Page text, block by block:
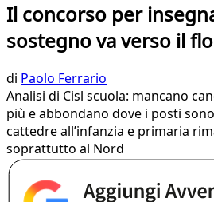
Il concorso per
sostegno va verso il
di Paolo Ferrario
Analisi di Cisl scuola: mancano
più e abbondano dove i posti
cattedre all’infanzia e primaria
soprattutto al Nord